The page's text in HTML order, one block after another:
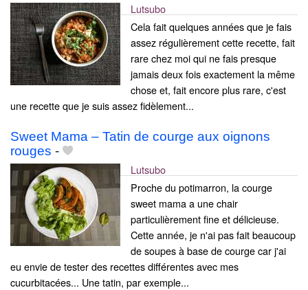
Lutsubo
Cela fait quelques années que je fais
assez régulièrement cette recette, fait
rare chez moi qui ne fais presque
jamais deux fois exactement la même
chose et, fait encore plus rare, c'est
une recette que je suis assez fidèlement...
Sweet Mama – Tatin de courge aux oignons
rouges -
Lutsubo
Proche du potimarron, la courge
sweet mama a une chair
particulièrement fine et délicieuse.
Cette année, je n'ai pas fait beaucoup
de soupes à base de courge car j'ai
eu envie de tester des recettes différentes avec mes
cucurbitacées... Une tatin, par exemple...